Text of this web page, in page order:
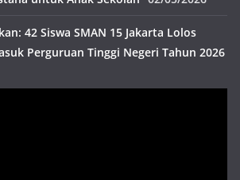
42 Siswa SMAN 15 Jakarta Lolos
Perguruan Tinggi Negeri Tahun 2026